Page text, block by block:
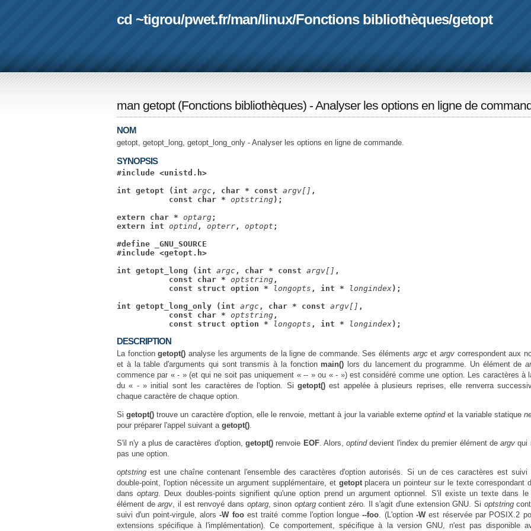
cd ~tigrou/pwet.fr/man/linux/Fonctions bibliothèques/getopt
man getopt(Fonctions bibliothèques) - Analyser les options en ligne de
NOM
getopt, getopt_long, getopt_long_only - Analyser les options en ligne de commande.
SYNOPSIS
#include <unistd.h>
int getopt (int argc , char * const argv[] ,
           const char *
optstring);
extern char * optarg;
extern int optind , opterr , optopt ;
#define _GNU_SOURCE
#include <getopt.h>
int getopt_long (int argc , char * const argv[] ,
           const char *
optstring ,
           const struct option *
longopts , int * longindex);
int getopt_long_only (int argc , char * const argv[] ,
           const char *
optstring ,
           const struct option *
longopts , int * longindex);
DESCRIPTION
La fonctiongetopt() analyse les arguments de la ligne de commande. Ses éléments argcet argvcorrespondent aux
et à la table d'arguments qui sont transmis à la fonction main() lors du lancement du programme. Un élément de
commence par « - » (et qui ne soit pas uniquement « -- » ou « - ») est considéré comme une option. Les caractères à
du « - » initial sont les caractères de l'option. Sigetopt() est appelée à plusieurs reprises, elle renverra
chaque caractère de chaque option.
Sigetopt() trouve un caractère d'option, elle le renvoie, mettant à jour la variable externeoptindet la variable statique
pour préparer l'appel suivant a getopt().
S'il n'y a plus de caractères d'option, getopt()renvoie EOF. Alors,optinddevient l'index du premier élément deargv qui
pas une option.
optstring est une chaîne contenant l'ensemble des caractères d'option autorisés. Si un de ces caractères est suivi
double-point, l'option nécessite un argument supplémentaire, et getoptplacera un pointeur sur le texte correspondant
dansoptarg. Deux doubles-points signifient qu'une option prend un argument optionnel. S'il existe un texte dans le
élément deargv, il est renvoyé dans optarg, sinon optargcontient zéro. Il s'agit d'une extension GNU. Si optstring
suivi d'un point-virgule, alors-W fooest traité comme l'option longue--foo. (L'option-W est réservée par POSIX.2
extensions spécifique à l'implémentation). Ce comportement, spécifique à la version GNU, n'est pas disponible